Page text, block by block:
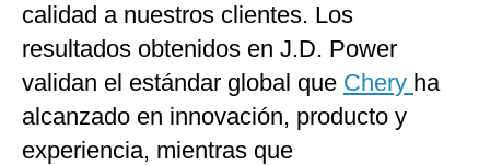
calidad a nuestros clientes. Los
resultados obtenidos en J.D. Power
validan el estándar global que Chery ha
alcanzado en innovación, producto y
experiencia, mientras que